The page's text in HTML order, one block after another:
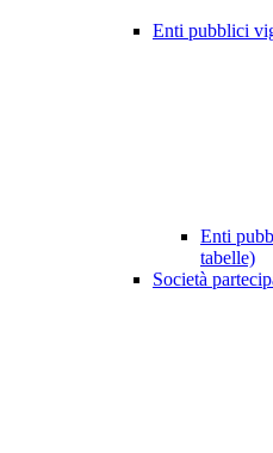
Enti pubblici
Enti
tabelle)
Società